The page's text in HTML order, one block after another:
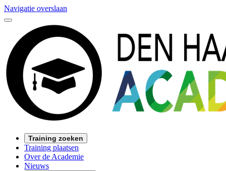
Navigatie overslaan
Training zoeken
Training plaatsen
Over de Academie
Nieuws